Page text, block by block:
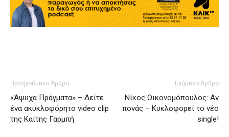
Προηγούμενο Άρθρο
«Άψυχα Πράγματα» – Δείτε
ένα ακυκλοφόρητο video clip
της Καίτης Γαρμπή
Επόμενο Άρθρο
Νίκος Οικονομόπουλος: Αν
πονάς – Κυκλοφορεί το νέο
single!